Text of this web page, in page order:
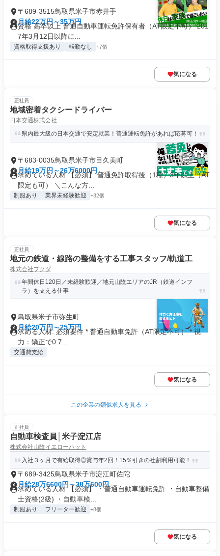
〒689-3515鳥取県米子市赤井手
月給22万円～35万円
資格 高卒以上 普通自動車運転免許保有者（AT限定不可） 201
7年3月12日以降に...
資格取得支援あり 転勤なし +7個
気になる
正社員
地域密着タクシードライバー
日本交通株式会社
県内最大級の日本交通で安定就業！普通運転免許があれば応募可！
〒683-0035鳥取県米子市目久美町
月給19万円～26万6000円
求めている人材 【必須】 普通免許取得後（1種）3年以上（AT
限定も可） ＼こんな方...
制服あり 業界未経験歓迎 +32個
気になる
正社員
地元の鉄道・線路の整備をする工事スタッフ/軌道工
株式会社フクダ
年間休日120日／未経験歓迎／地元山陰エリアのJR（鉄道インフ
ラ）を支える仕事
鳥取県米子市弥生町
月給20万円～25万円
求める人材: 必須要件 * 普通自動車免許（AT限定不可） * 視
力：矯正で0.7...
交通費支給
気になる
この企業の類似求人を見る
正社員
自動車検査員│米子淀江店
株式会社山陰イエローハット
入社３ヶ月で有給取得◎賞与年2回！15％引きの社割利用可能！
〒689-3425鳥取県米子市淀江町佐陀
月給28万6600円～38万600円
求めている人材 【必須】 ・普通自動車運転免許 ・自動車整備
士資格(2級) ・自動車検...
制服あり フリーター歓迎 +8個
気になる